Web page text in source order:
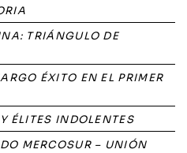
TRIÁNGULO DE
ÉXITO EN EL PRIMER
ÉLITES INDOLENTES
MERCOSUR – UNIÓN